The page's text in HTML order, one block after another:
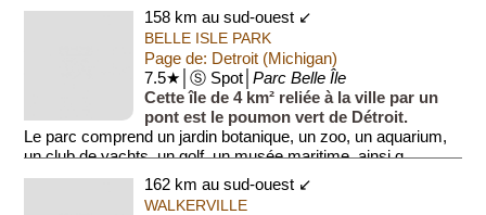
158 km au sud-ouest ↙
BELLE ISLE PARK
Page de: Detroit (Michigan)
7.5★│Ⓢ Spot│Parc Belle Île
Cette île de 4 km² reliée à la ville par un
pont est le poumon vert de Détroit.
Le parc comprend un jardin botanique, un zoo, un aquarium,
un club de yachts, un golf, un musée maritime, ainsi q...
162 km au sud-ouest ↙
WALKERVILLE